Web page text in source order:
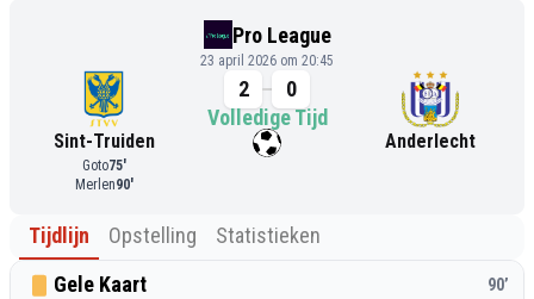
Pro League
23 april 2026 om 20:45
Sint-Truiden
Goto75'
Merlen90'
2
0
Volledige Tijd
Anderlecht
Tijdlijn Opstelling
Statistieken
Gele Kaart
90’